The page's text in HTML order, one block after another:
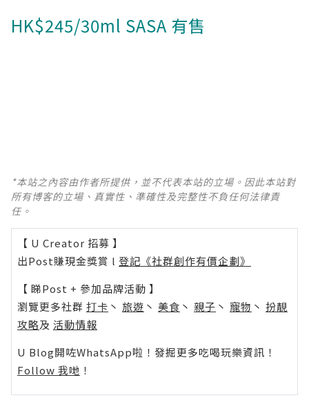
HK$245/30ml SASA 有售
*本站之內容由作者所提供，並不代表本站的立場。因此本站對
所有博客的立場、真實性、準確性及完整性不負任何法律責
任。
【 U Creator 招募 】
出Post賺現金獎賞 l 登記《社群創作有價企劃》
【 睇Post + 參加品牌活動 】
瀏覽更多社群 打卡 丶 旅遊 丶 美食 丶 親子 丶 寵物 丶 扮靚
攻略及 活動情報
U Blog開咗WhatsApp啦！發掘更多吃喝玩樂資訊！
Follow 我哋 ！